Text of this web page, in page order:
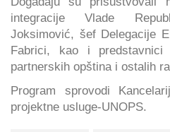
integracije Vlade
Joksimović, šef Delegacije
Fabrici, kao i predstavnici
partnerskih opština i ostalih
Program sprovodi
projektne usluge-UNOPS.